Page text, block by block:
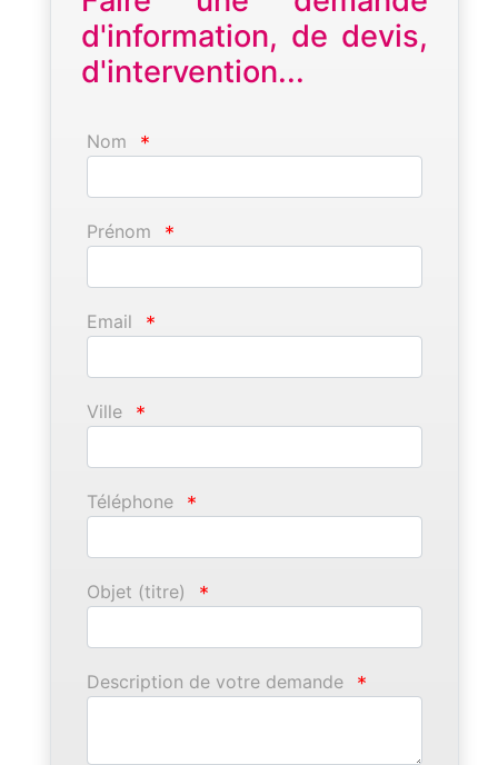
d'information, de devis,
d'intervention...
Nom *
Prénom *
Email *
Ville *
Téléphone *
Objet (titre) *
Description de votre demande *